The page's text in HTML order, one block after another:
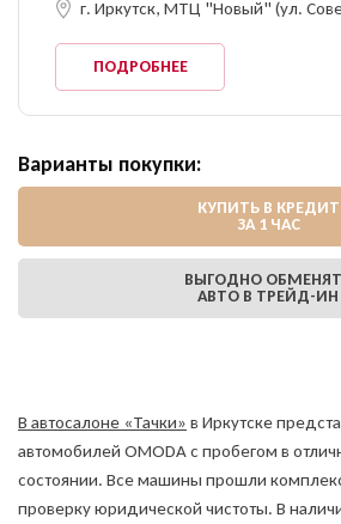
г. Иркутск, МТЦ "Новый" (ул.
ПОДРОБНЕЕ
Варианты покупки:
КУПИТЬ В КРЕДИТ
ЗА 1 ЧАС
ВЫГОДНО
АВТО В ТРЕЙД-ИН
В автосалоне «Тачки» в Иркутске
автомобилей OMODA с пробегом в
состоянии. Все машины прошли
проверку юридической чистоты. В